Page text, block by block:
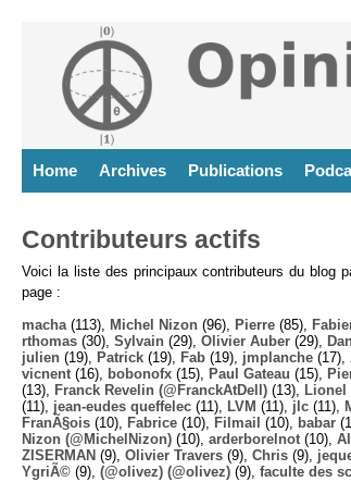
Home Archives Publications
Contributeurs actifs
Voici la liste des principaux contributeurs du blog
page :
macha (113), Michel Nizon (96), Pierre (85),
rthomas (30), Sylvain (29), Olivier Auber (29),
julien (19), Patrick (19), Fab (19), jmplanche (17),
vicnent (16), bobonofx (15), Paul Gateau (15),
(13),
Franck Revelin (@FranckAtDell) (13), Lionel
(11), jean-eudes queffelec (11), LVM (11), jlc (11),
FranÃ§ois (10), Fabrice (10), Filmail (10), babar
Nizon (@MichelNizon) (10), arderborelnot (10),
ZISERMAN (9), Olivier Travers (9), Chris (9),
YgriÃ© (9), (@olivez) (@olivez) (9), faculte des